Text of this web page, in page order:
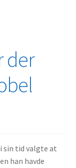
der
sin tid valgte at
han havde